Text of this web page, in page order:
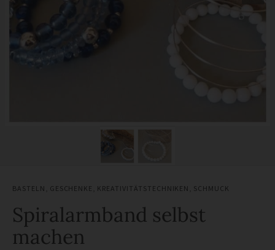
BASTELN GESCHENKE KREATIVITÄTSTECHNIKEN SCHMUCK
Spiralarmband selbst
machen